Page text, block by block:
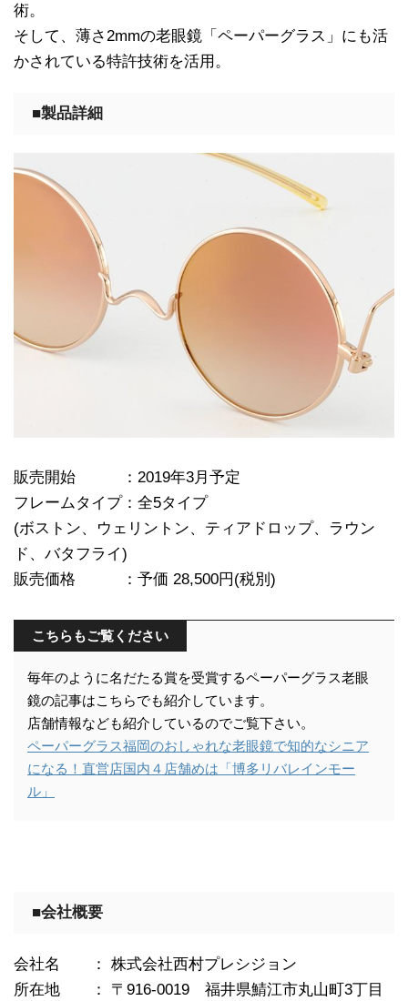
術。
そして、薄さ2mmの老眼鏡「ペーパーグラス」にも活
かされている特許技術を活用。
■製品詳細
販売開始 ：2019年3月予定
フレームタイプ：全5タイプ
(ボストン、ウェリントン、ティアドロップ、ラウン
ド、バタフライ)
販売価格 ：予価 28,500円(税別)
こちらもご覧ください
毎年のように名だたる賞を受賞するペーパーグラス老眼
鏡の記事はこちらでも紹介しています。
店舗情報なども紹介しているのでご覧下さい。
ペーパーグラス福岡のおしゃれな老眼鏡で知的なシニア
になる！直営店国内４店舗めは「博多リバレインモー
ル」
■会社概要
会社名 ： 株式会社西村プレシジョン
所在地 ： 〒916-0019 福井県鯖江市丸山町3丁目